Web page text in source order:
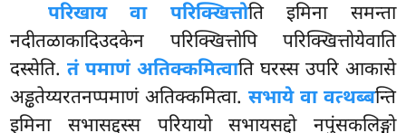
परिखाय वा परिक्खित्तोति इमिना समन्ता
नदीतळाकादिउदकेन परिक्खित्तोपि परिक्खित्तोयेवाति
दस्सेति.तं पमाणं अतिक्कमित्वाति घरस्स उपरि आकासे
अड्ढतेय्यरतनप्पमाणं अतिक्कमित्वा. सभाये वा वत्थब्बन्ति
इमिना सभासद्दस्स परियायो सभायसद्दो नपुंसकलिङ्गो